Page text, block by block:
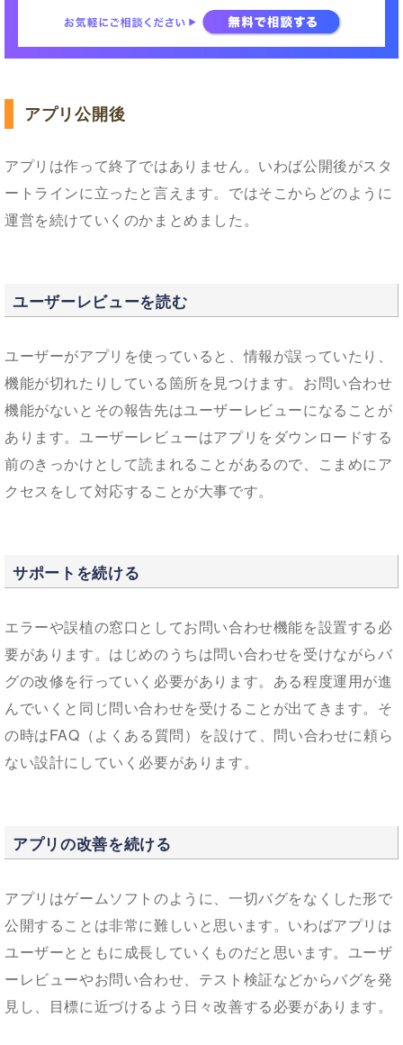
アプリ公開後
アプリは作って終了ではありません。いわば公開後がスタ
ートラインに立ったと言えます。ではそこからどのように
運営を続けていくのかまとめました。
ユーザーレビューを読む
ユーザーがアプリを使っていると、情報が誤っていたり、
機能が切れたりしている箇所を見つけます。お問い合わせ
機能がないとその報告先はユーザーレビューになることが
あります。ユーザーレビューはアプリをダウンロードする
前のきっかけとして読まれることがあるので、こまめにア
クセスをして対応することが大事です。
サポートを続ける
エラーや誤植の窓口としてお問い合わせ機能を設置する必
要があります。はじめのうちは問い合わせを受けながらバ
グの改修を行っていく必要があります。ある程度運用が進
んでいくと同じ問い合わせを受けることが出てきます。そ
の時はFAQ（よくある質問）を設けて、問い合わせに頼ら
ない設計にしていく必要があります。
アプリの改善を続ける
アプリはゲームソフトのように、一切バグをなくした形で
公開することは非常に難しいと思います。いわばアプリは
ユーザーとともに成長していくものだと思います。ユーザ
ーレビューやお問い合わせ、テスト検証などからバグを発
見し、目標に近づけるよう日々改善する必要があります。